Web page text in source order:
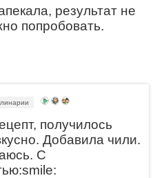
результат не
попробовать.
получилось
Добавила чили.
С